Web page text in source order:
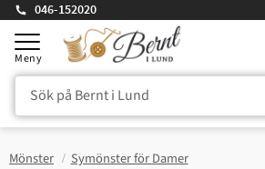
Meny
046-152020
Mönster Symönster för Damer